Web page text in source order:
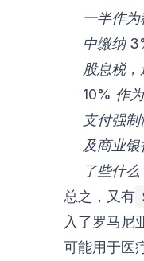
一半作
中缴纳
股息税
10% 作
支付强
及商业
了些什
总之，又有
入了罗马尼
可能用于医